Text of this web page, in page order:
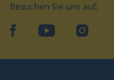
Besuchen Sie uns auf:
facebookYouTube Instagram